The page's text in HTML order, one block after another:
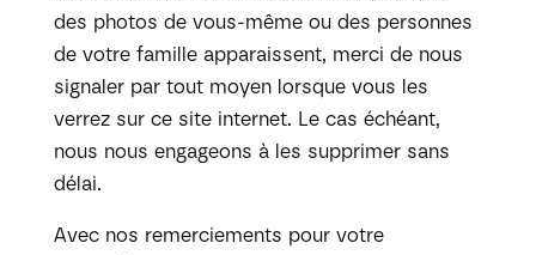
des photos de vous-même ou des personnes
de votre famille apparaissent, merci de nous
signaler par tout moyen lorsque vous les
verrez sur ce site internet. Le cas échéant,
nous nous engageons à les supprimer sans
délai.
Avec nos remerciements pour votre